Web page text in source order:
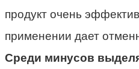
продукт очень
применении дает
Среди минусов